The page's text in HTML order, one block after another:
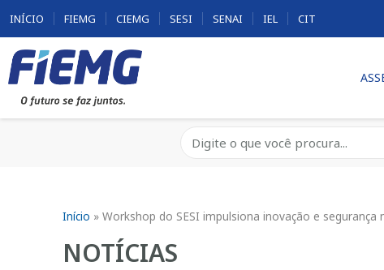
INÍCIO FIEMG CIEMG SESI SENAI IEL CIT
Início »Workshop do SESI impulsiona inovação e segurança
NOTÍCIAS